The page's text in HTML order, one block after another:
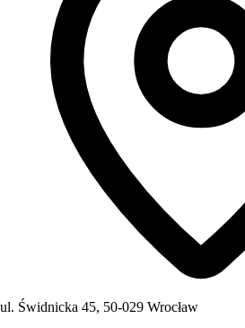
ul. Świdnicka 45, 50-029 Wrocław